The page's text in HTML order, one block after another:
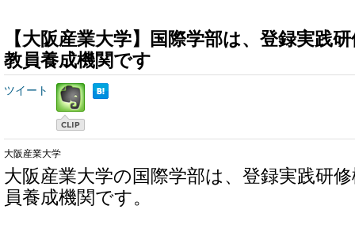
【大阪産業大学】国際学部は、登録実践
教員養成機関です
ツイート
大阪産業大学
大阪産業大学の国際学部は、登録実践研
員養成機関です。